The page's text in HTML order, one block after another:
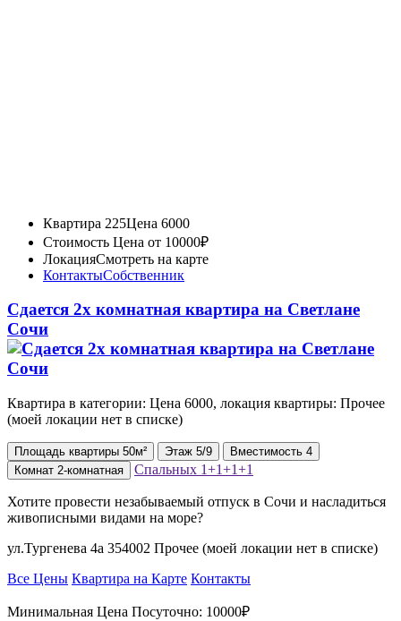
Квартира 225Цена 6000
Стоимость Цена от 10000₽
ЛокацияСмотреть на карте
КонтактыСобственник
Сдается 2х комнатная квартира на Светлане
Сочи
Квартира в категории: Цена 6000, локация квартиры: Прочее
(моей локации нет в списке)
Площадь квартиры 50м² Этаж 5/9 Вместимость 4
Комнат 2-комнатная Спальных 1+1+1+1
Хотите провести незабываемый отпуск в Сочи и насладиться
живописными видами на море?
ул.Тургенева 4а 354002 Прочее (моей локации нет в списке)
Все Цены Квартира на Карте Контакты
Минимальная Цена Посуточно: 10000₽